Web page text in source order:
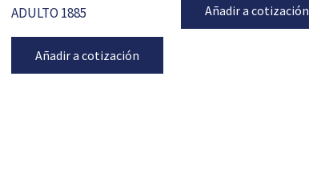
ADULTO 1885
Añadir a cotización
Añadir a cotización